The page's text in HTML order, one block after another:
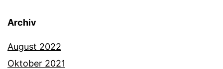
Archiv
August 2022
Oktober 2021